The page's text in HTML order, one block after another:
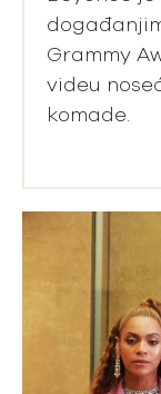
Grammy
videu
komade.